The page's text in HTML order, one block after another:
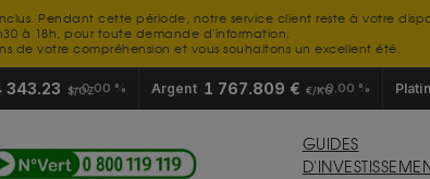
Pendant cette période, notre service client reste à votre
à 18h, pour toute demande d'information.
de votre compréhension et vous souhaitons un excellent été.
343.23 $/OZ0.00 % Argent 1 767.809 € €/KG0.00 %
GUIDES